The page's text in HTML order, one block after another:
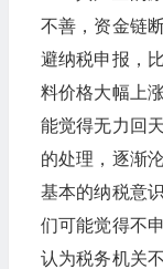
不善，资金链
避纳税申报，
料价格大幅上
能觉得无力回
的处理，逐渐
基本的纳税意
们可能觉得不
认为税务机关